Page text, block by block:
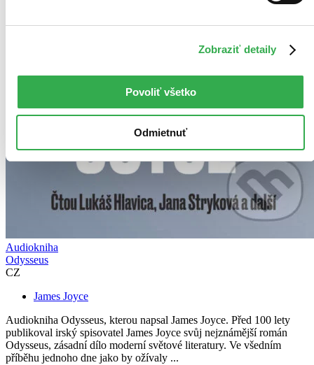
Zobraziť detaily
Povoliť všetko
Odmietnuť
Audiokniha
Odysseus
CZ
James Joyce
Audiokniha Odysseus, kterou napsal James Joyce. Před 100 lety
publikoval irský spisovatel James Joyce svůj nejznámější román
Odysseus, zásadní dílo moderní světové literatury. Ve všedním
příběhu jednoho dne jako by ožívaly ...